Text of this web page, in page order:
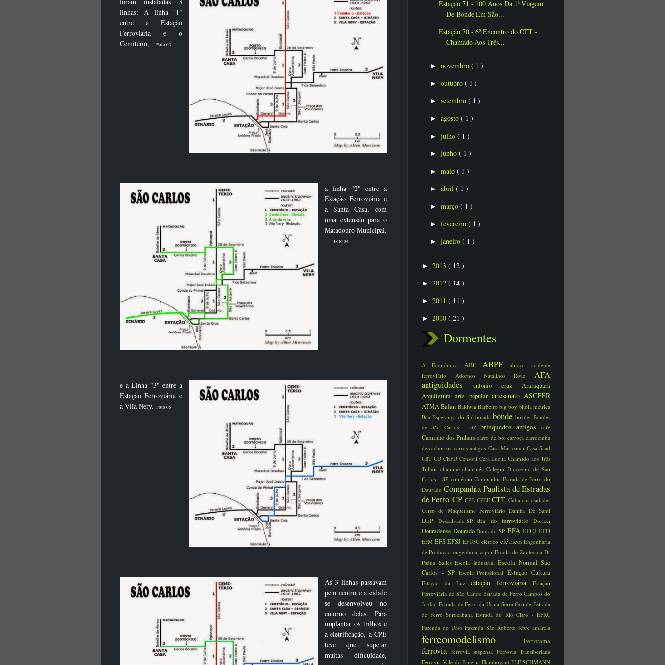
linhas: A linha '1"
entre a Estação
Ferroviária e o
Cemitério,
Foto 03
a linha "2" entre a
Estação Ferroviária e
a Santa Casa, com
uma extensão para o
Matadouro Municipal,
Foto 04
e a Linha "3" entre a
Estação Ferroviária e
a Vila Nery. Foto 05
As 3 linhas passavam
pelo centro e a cidade
se desenvolveu no
entorno delas. Para
implantar os trilhos e
a eletrificação, a CPE
teve que superar
muitas dificuldade,
Estação 71 - 100 Anos Da 1ª Viagem
De Bonde Em São...
Estação 70 - 6º Encontro do CTT -
Chamado Aos Três...
► novembro ( 1 )
► outubro ( 1 )
► setembro ( 1 )
► agosto ( 1 )
► julho ( 1 )
► junho ( 1 )
► maio ( 1 )
► abril ( 1 )
► março ( 1 )
► fevereiro ( 1 )
► janeiro ( 1 )
► 2013 ( 12 )
► 2012 ( 14 )
► 2011 ( 11 )
► 2010 ( 21 )
Dormentes
A Econômica ABF ABPF abraço acidente
ferroviário Adornos Natalinos Rotiz AFA
antiguidades
antonio cruzAraraquara
Arquiteturaarte popular artesanato ASCFER
ATMABalan Baldwin Barbeirobig boy bitola métrica
Boa Esperança do Sulboiadabonde bondesBondes
de São Carlos - SP brinquedos antigoscafé
Caminho dos Pinhaiscarro de boicarroçacarrocinha
de cachorros carros antigos Casa Maricondi Casa Saad
CBT CD CEFD Censoni Cera LucitaChamado aos Três
Trilhos chaminéchaminésColégio Diocesano de São
Carlos - SP comércio Companhia Estrada de Ferro do
Dourado Companhia Paulista de Estradas
de Ferro CPCPE CPEFCTT Cubacuriosidades
Curso de Maquetismo FerroviárioDamha De Santi
DEPDescalvado-SPdia do ferroviárioDoricci
DouradenseDouradoDourado-SP EFA EFCJEFD
EFM EFS EFSJ EFUSG elétrico elétricos Engenharia
de Produção engenho a vaporEscola de Zootecnia Dr
Padua Salles Escola Industrial Escola Normal São
Carlos - SP Escola ProfissionalEstação Cultura
Estação da Luzestação ferroviáriaEstação
Ferroviária de São Carlos Estrada de Ferro Campos do
Jordão Estrada de Ferro da Usina Serra Grande Estrada
de Ferro Sorocabana Estrada do Rio Claro - EFRC
Fazenda do UrsoFazenda São Roberto febre amarela
ferreomodelismo Ferrorama
ferrovia ferrovia suspensa Ferrovia Transiberiana
Ferrovia Vale do PanemaFlamboyantFLEISCHMANN